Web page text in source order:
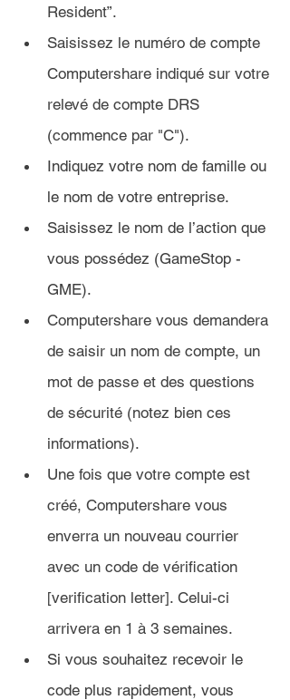
Resident”.
Saisissez le numéro de compte
Computershare indiqué sur votre
relevé de compte DRS
(commence par "C").
Indiquez votre nom de famille ou
le nom de votre entreprise.
Saisissez le nom de l’action que
vous possédez (GameStop -
GME).
Computershare vous demandera
de saisir un nom de compte, un
mot de passe et des questions
de sécurité (notez bien ces
informations).
Une fois que votre compte est
créé, Computershare vous
enverra un nouveau courrier
avec un code de vérification
[verification letter]. Celui-ci
arrivera en 1 à 3 semaines.
Si vous souhaitez recevoir le
code plus rapidement, vous